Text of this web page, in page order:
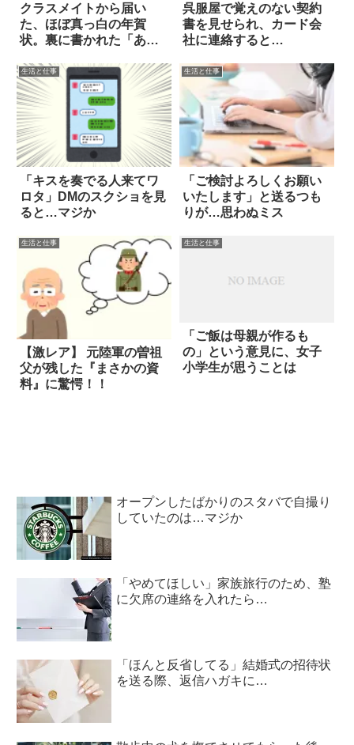
クラスメイトから届い
た、ほぼ真っ白の年賀
状。裏に書かれた「ある
呉服屋で覚えのない契約
書を見せられ、カード会
社に連絡すると…
生活と仕事
「キスを奏でる人来てワ
ロタ」DMのスクショを見
ると…マジか
生活と仕事
「ご検討よろしくお願い
いたします」と送るつも
りが…思わぬミス
生活と仕事
【激レア】 元陸軍の曽祖
父が残した『まさかの資
料』に驚愕！！
生活と仕事
「ご飯は母親が作るも
の」という意見に、女子
小学生が思うことは
オープンしたばかりのスタバで自撮り
していたのは…マジか
「やめてほしい」家族旅行のため、塾
に欠席の連絡を入れたら…
「ほんと反省してる」結婚式の招待状
を送る際、返信ハガキに…